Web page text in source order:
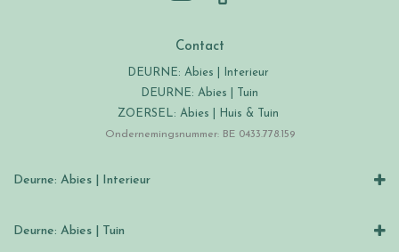
Contact
DEURNE: Abies | Interieur
DEURNE: Abies | Tuin
ZOERSEL: Abies | Huis & Tuin
Ondernemingsnummer: BE 0433.778.159
Deurne: Abies | Interieur
Deurne: Abies | Tuin